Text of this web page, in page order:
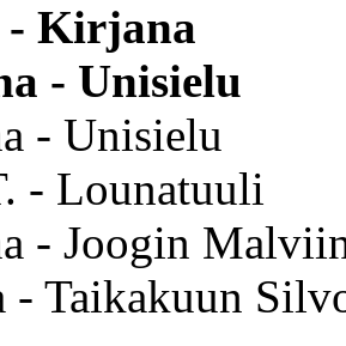
- Kirjana
- Unisielu
- Unisielu
- Lounatuuli
- Joogin
- Taikakuun